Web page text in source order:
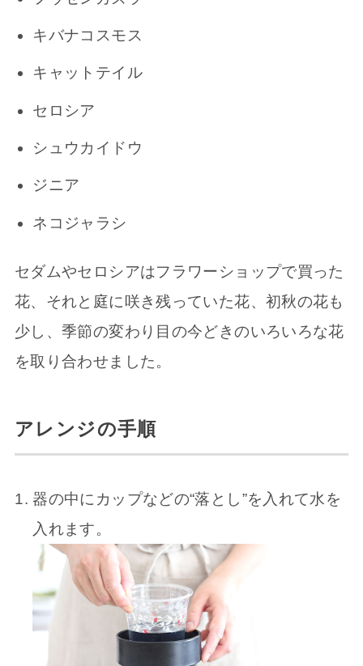
キバナコスモス
キャットテイル
セロシア
シュウカイドウ
ジニア
ネコジャラシ
セダムやセロシアはフラワーショップで買った
花、それと庭に咲き残っていた花、初秋の花も
少し、季節の変わり目の今どきのいろいろな花
を取り合わせました。
アレンジの手順
器の中にカップなどの“落とし”を入れて水を
入れます。